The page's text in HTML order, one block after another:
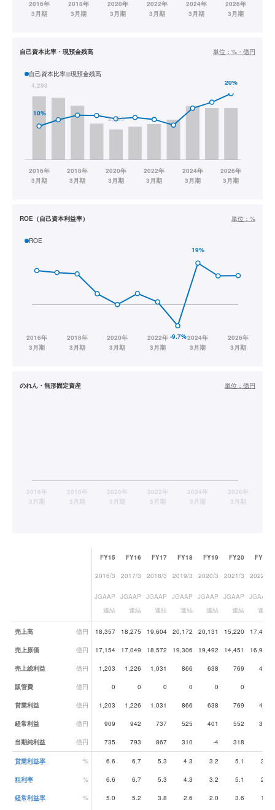
自己資本比率・現預金残高 単位： %・億円
自己資本比率 現預金残高
ROE（自己資本利益率） 単位： %
ROE
のれん・無形固定資産 単位： 億円
業績データ一覧
FY15 FY16 FY17 FY18 FY19 FY20 FY21
2016/3 2017/3 2018/3 2019/3 2020/3 2021/3 2022/3
JGAAP
連結
JGAAP
連結
JGAAP
連結
JGAAP
連結
JGAAP
連結
JGAAP
連結
JGAAP
連結
売上高 億円 18,357 18,275 19,604 20,172 20,131 15,220 17,433
売上原価 億円 17,154 17,049 18,572 19,306 19,492 14,451 16,947
売上総利益 億円 1,203 1,226 1,031 866 638 769 486
販管費 億円 0 0 0 0 0 0
営業利益 億円 1,203 1,226 1,031 866 638 769 486
経常利益 億円 909 942 737 525 401 552 324
当期純利益 億円 735 793 867 310 -4 318
営業利益率 % 6.6 6.7 5.3 4.3 3.2 5.1 2.8
粗利率 % 6.6 6.7 5.3 4.3 3.2 5.1 2.8
経常利益率 % 5.0 5.2 3.8 2.6 2.0 3.6 1.9